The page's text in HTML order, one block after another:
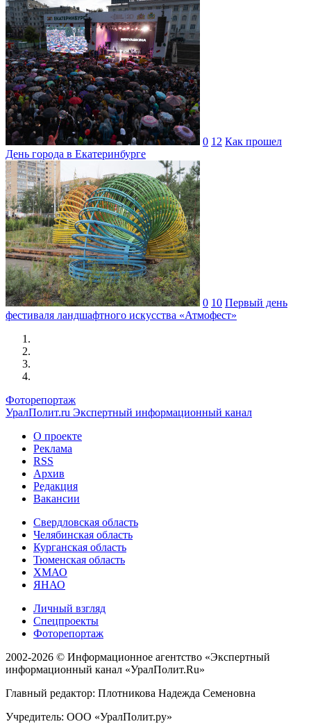
0 12 Как прошел
День города в Екатеринбурге
0 10 Первый день
фестиваля ландшафтного искусства «Атмофест»
Фоторепортаж
УралПолит.ru Экспертный информационный канал
О проекте
Реклама
RSS
Архив
Редакция
Вакансии
Свердловская область
Челябинская область
Курганская область
Тюменская область
ХМАО
ЯНАО
Личный взгляд
Спецпроекты
Фоторепортаж
2002-2026 © Информационное агентство «Экспертный
информационный канал «УралПолит.Ru»
Главный редактор: Плотникова Надежда Семеновна
Учредитель: ООО «УралПолит.ру»